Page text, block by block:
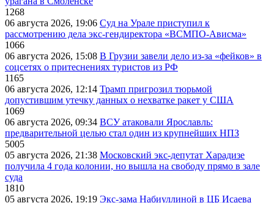
1268
06 августа 2026, 19:06 Суд на Урале приступил к
рассмотрению дела экс-гендиректора «ВСМПО-Ависма»
1066
06 августа 2026, 15:08 В Грузии завели дело из-за «фейков» в
соцсетях о притеснениях туристов из РФ
1165
06 августа 2026, 12:14 Трамп пригрозил тюрьмой
допустившим утечку данных о нехватке ракет у США
1069
06 августа 2026, 09:34 ВСУ атаковали Ярославль:
предварительной целью стал один из крупнейших НПЗ
5005
05 августа 2026, 21:38 Московский экс-депутат Харадизе
получила 4 года колонии, но вышла на свободу прямо в зале
суда
1810
05 августа 2026, 19:19 Экс-зама Набиуллиной в ЦБ Исаева